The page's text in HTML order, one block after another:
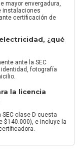
mayor envergadura,
instalaciones
certificación de
¿qué
ante la SEC
fotografía
la licencia
SEC clase D cuesta
$140.000), e incluye la